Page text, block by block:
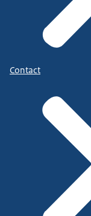
Contact